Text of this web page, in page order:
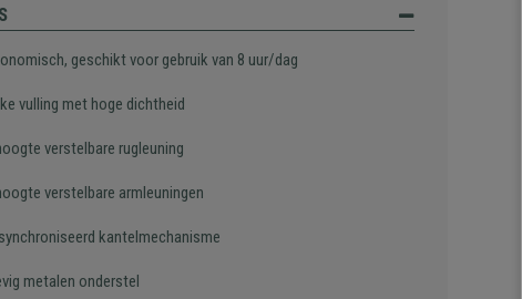
geschikt voor gebruik van 8 uur/dag
vulling met hoge dichtheid
verstelbare rugleuning
verstelbare armleuningen
kantelmechanisme
metalen onderstel